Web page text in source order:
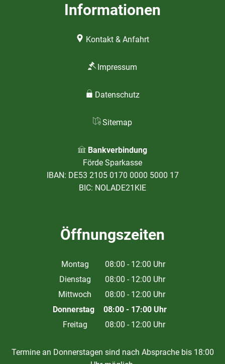
Informationen
Kontakt & Anfahrt
Impressum
Datenschutz
Sitemap
Bankverbindung
Förde Sparkasse
IBAN: DE53 2105 0170 0000 5000 17
BIC: NOLADE21KIE
Öffnungszeiten
Montag 08:00 - 12:00 Uhr
Von 08:00 bis 12:00 Uhr
Dienstag 08:00 - 12:00 Uhr
Von 08:00 bis 12:00 Uhr
Mittwoch 08:00 - 12:00 Uhr
Von 08:00 bis 12:00 Uhr
Donnerstag 08:00 - 17:00 Uhr
Von 08:00 bis 17:00 Uhr
Freitag 08:00 - 12:00 Uhr
Termine an Donnerstagen sind nach Absprache bis 18:00